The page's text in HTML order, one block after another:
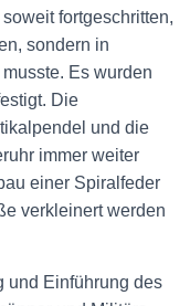
fortgeschritten,
sondern in
Es wurden
Die
und die
immer weiter
einer Spiralfeder
verkleinert werden
und Einführung des